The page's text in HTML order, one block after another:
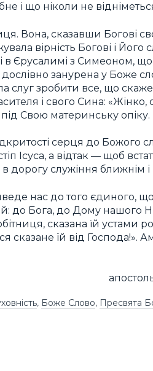
і що ніколи не
Вона, сказавши Богові
вірність Богові і
в Єрусалимі з Симеоном, що
занурена у Боже
слуг зробити все, що
і свого Сина:
Свою материнську опіку.
серця до
Ісуса, а відтак — щоб
дорогу служіння ближнім і
нас до того єдиного,
до Бога, до Дому нашого
сказана їй устами
сказане їй від Господа!».
, Боже Слово, Пресвята